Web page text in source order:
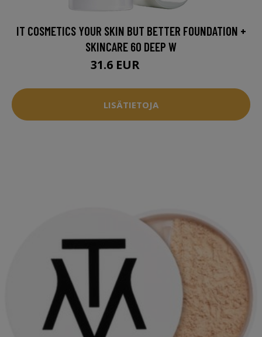
IT COSMETICS YOUR SKIN BUT BETTER FOUNDATION +
SKINCARE 60 DEEP W
31.6 EUR
LISÄTIETOJA